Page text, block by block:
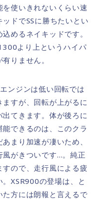
使いきれないくらい速
ドでSSに勝ちたいとい
めるネイキッドです。
より上というハイパ
りません。
ンジンは低い回転では
すが、回転が上がるに
てきます。体が後ろに
できるのは、このクラ
まり加速が凄いため、
風がきついです…。純正
ので、走行風による疲
XSR900の登場は、と
方には朗報と言えるで